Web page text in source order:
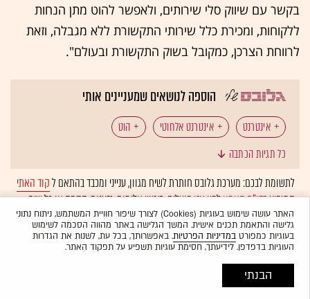
בקשר עם שיווק סלי שירותים, ולאפשר להוט מתן הנחות
ללקוחות, ומכירת כלל שירותי התקשורת ללא מגבלה, וזאת
לרווחת הצרכן, כמקובל בשוק התקשורת ובעולם".
הוספה לנושאים שמעניינים אותי
אינטרנט אינטרנט אלחוטי
הוט
כל תגיות הכתבה
לתשומת לבכם: מערכת גלובס חותרת לשיח מגוון, ענייני ומכבד בהתאם לקוד האתי
המופיעבדו"ח האמוןלפיו אנו פועלים. ביטויי אלימות, גזענות, הסתה או כל שיח
בלתי הולם אחר מסוננים בצורהאוטומטיתולא יפורסמו באתר.
האתר עושה שימוש בעוגיות (Cookies) לצורך שיפור חוויית המשתמש, ניתוח נתוני
גלישה והתאמת תכנים אישית. המשך הגלישה באתר מהווה הסכמה לשימוש
בעוגיות כמפורטבמדיניות הפרטיות. באפשרותך, בכל עת, לשנות את הגדרות
העוגיות בדפדפן. לידיעתך, חסימת עוגיות תשפיע על תפקוד האתר.
הבנתי